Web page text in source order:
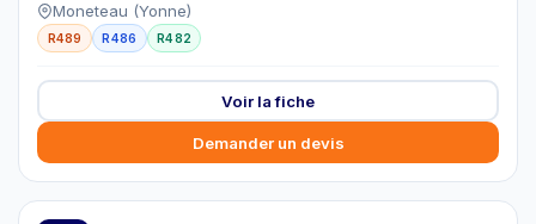
Moneteau (Yonne)
R489 R486 R482
Voir la fiche
Demander un devis